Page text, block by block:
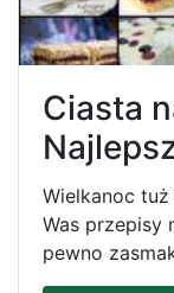
Ciasta
Wielkanoc
Was przepisy
pewno